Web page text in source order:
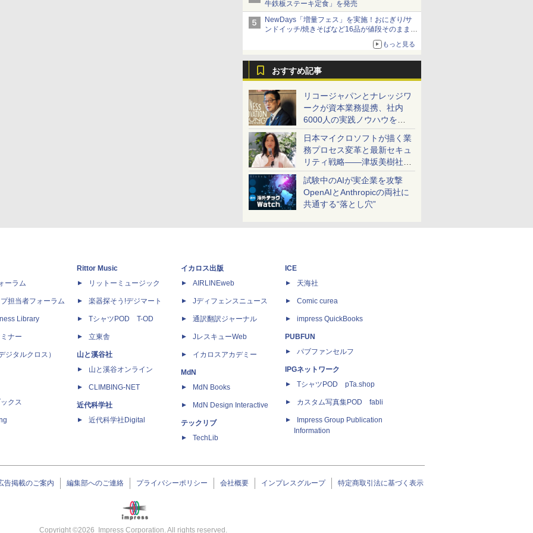
牛鉄板ステーキ定食」を発売
NewDays「増量フェス」を実施！おにぎり/サ
ンドイッチ/焼きそばなど16品が値段そのままで
もっと見る
おすすめ記事
リコージャパンとナレッジワ
ークが資本業務提携、社内
6000人の実践ノウハウを生
かした「AI商談記録 for
RICOH」を展開へ
日本マイクロソフトが描く業
務プロセス変革と最新セキュ
リティ戦略――津坂美樹社長
が2027年度戦略を説明
試験中のAIが実企業を攻撃
OpenAIとAnthropicの両社に
共通する“落とし穴”
ーラム
担当者フォーラム
Library
ナー
ジタルクロス）
クス
Rittor Music
リットーミュージック
楽器探そう!デジマート
TシャツPOD T-OD
立東舎
山と溪谷社
山と溪谷オンライン
CLIMBING-NET
近代科学社
近代科学社Digital
イカロス出版
AIRLINEweb
Jディフェンスニュース
通訳翻訳ジャーナル
JレスキューWeb
イカロスアカデミー
MdN
MdN Books
MdN Design Interactive
テックリブ
TechLib
ICE
天海社
Comic curea
impress QuickBooks
PUBFUN
パブファンセルフ
IPGネットワーク
TシャツPOD pTa.shop
カスタム写真集POD fabli
Impress Group Publication
Information
告掲載のご案内 編集部へのご連絡 プライバシーポリシー 会社概要 インプレスグループ 特定商取引法に基づく表示
Copyright ©2026 Impress Corporation. All rights reserved.